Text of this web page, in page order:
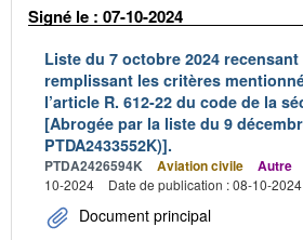
Signé le : 07-10-2024
Liste du 7 octobre 2024
remplissant les critères
l’article R. 612-22 du code de la
[Abrogée par la liste du 9
PTDA2433552K)].
PTDA2426594K Aviation civile Autre
10-2024
Date de publication : 08-10-2024
Document principal